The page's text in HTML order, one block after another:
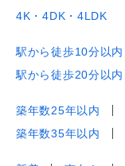
4K・4DK・4LDK
駅から徒歩10分以内
駅から徒歩20分以内
築年数25年以内
築年数35年以内